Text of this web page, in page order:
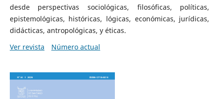
desde perspectivas sociológicas, filosóficas, políticas,
epistemológicas, históricas, lógicas, económicas, jurídicas,
didácticas, antropológicas, y éticas.
Ver revista
Número actual